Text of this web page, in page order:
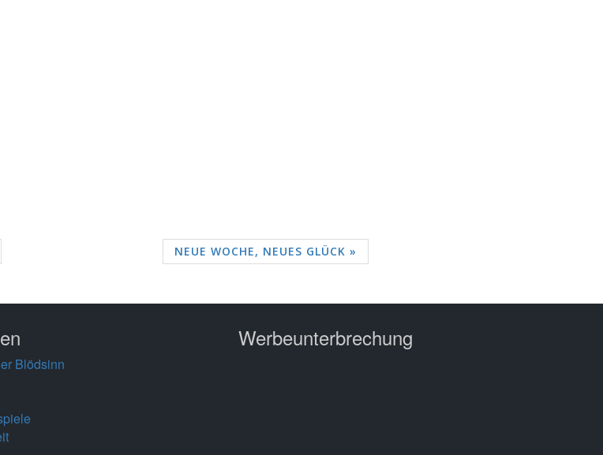
NEUE WOCHE, NEUES GLÜCK »
Blödsinn
Werbeunterbrechung